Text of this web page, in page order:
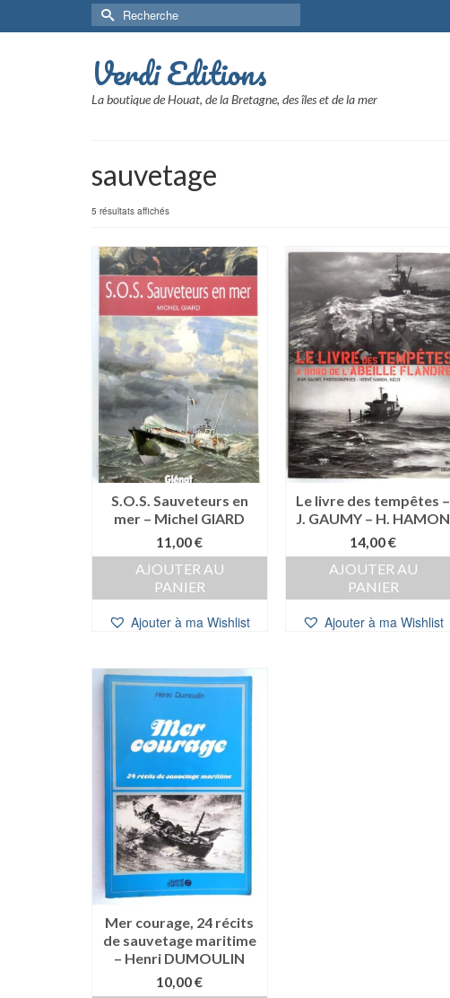
Rechercher :
Verdi Editions
La boutique de Houat, de la Bretagne, des îles et de la mer
sauvetage
5 résultats affichés
S.O.S. Sauveteurs en
mer – Michel GIARD
11,00€
AJOUTER AU
PANIER
Ajouter à ma Wishlist
Le livre des tempêtes –
J. GAUMY – H. HAMON
14,00€
AJOUTER AU
PANIER
Ajouter à ma Wishlist
Mer courage, 24 récits
de sauvetage maritime
– Henri DUMOULIN
10,00€